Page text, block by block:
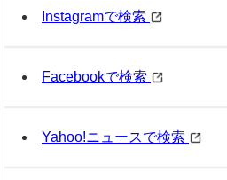
Instagramで検索
Facebookで検索
Yahoo!ニュースで検索